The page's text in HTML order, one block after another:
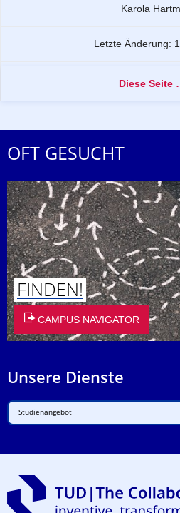
Karola
Letzte Änderung:
Diese Seite
OFT GESUCHT
FINDEN!
CAMPUS NAVIGATOR
Unsere Dienste